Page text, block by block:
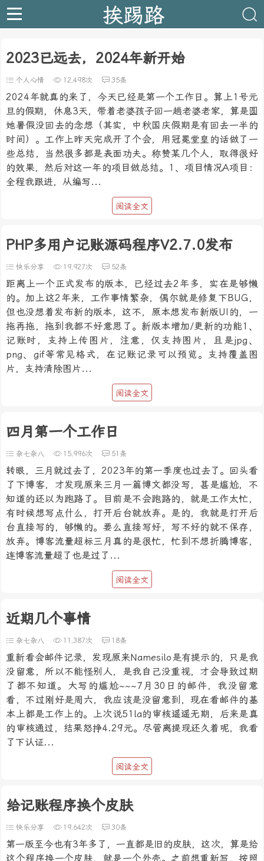
挨踢路
2023已远去，2024年新开始
个人心情 12,498次 35条
2024年就真的来了，今天已经是第一个工作日。算上1号元
旦的假期，休息3天，带着老婆孩子回一趟老婆老家，算是圆
她暑假没回去的念想（其实，中秋国庆假期是有回去一半的
时间）。工作上昨天完成开了个会，用冠冕堂皇的话做了一
些总结，当然很多都是表面功夫。称赞某几个人，取得很好
的效果，然后对这一年的项目做总结。1、项目情况A项目：
全程我跟进，从编写...
阅读全文
PHP多用户记账源码程序V2.7.0发布
快乐分享 19,927次 52条
距离上一个正式发布的版本，已经过去2年多，实在是够懒
的。加上这2年来，工作事情繁杂，偶尔就是修复下BUG，
但也没想着发布新的版本，这不，原本想发布新版UI的，一
拖再拖，拖到我都不好意思了。新版本增加/更新的功能1、
记账时，支持上传图片，注意，仅支持图片，且是jpg、
png、gif等常见格式，在记账记录可以预览。支持覆盖图
片，支持清除图片...
阅读全文
四月第一个工作日
杂七杂八 15,996次 51条
转眼，三月就过去了，2023年的第一季度也过去了。回头看
了下博客，才发现原来三月一篇博文都没写，甚是尴尬，不
知道的还以为跑路了。目前是不会跑路的，就是工作太忙，
有时候想写点什么，打开后台就放弃。是的，我就是打开后
台直接写的，够懒的。要么直接写好，写不好的就不保存，
放弃。博客流量超标三月真的是很忙，忙到不想折腾博客，
连博客流量超了也是过了...
阅读全文
近期几个事情
杂七杂八 11,387次 18条
重新看会邮件记录，发现原来Namesilo是有提示的，只是我
没留意，所以不能怪别人，是我自己没重视，才会导致过期
了都不知道。大写的尴尬~~~7月30日的邮件，我没留意
看，不过刚好是周六，我应该是没留意到，现在看邮件的基
本上都是工作上的。上次说51la的审核遥遥无期，后来是真
的审核通过，结果怒挣4.29元。尽管离提现还久着呢，我看
了下认证...
阅读全文
给记账程序换个皮肤
快乐分享 19,642次 30条
第一版至今也有3年多了，一直都是旧的皮肤，这次，算是给
这个程序换一个皮肤，就是一个外壳。之前想重新写，按照